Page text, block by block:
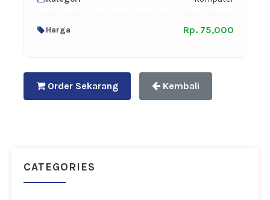
Harga Rp. 75,000
Order Sekarang Kembali
CATEGORIES